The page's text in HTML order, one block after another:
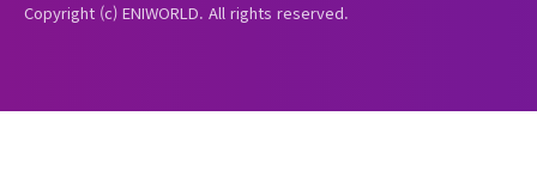
Copyright (c) ENIWORLD. All rights reserved.